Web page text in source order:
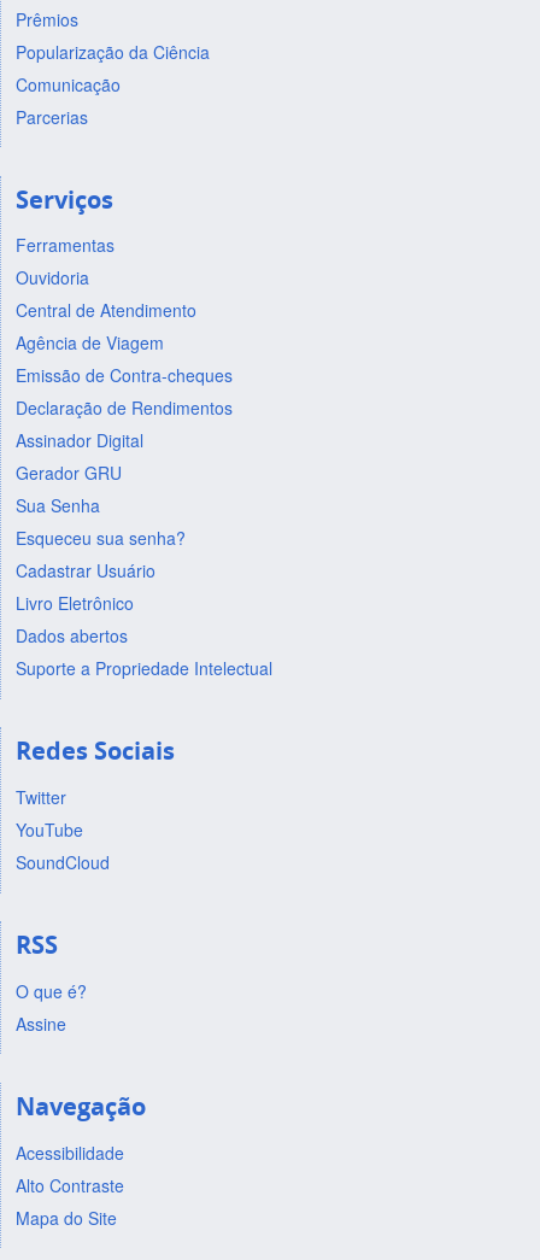
Prêmios
Popularização da Ciência
Comunicação
Parcerias
Serviços
Ferramentas
Ouvidoria
Central de Atendimento
Agência de Viagem
Emissão de Contra-cheques
Declaração de Rendimentos
Assinador Digital
Gerador GRU
Sua Senha
Esqueceu sua senha?
Cadastrar Usuário
Livro Eletrônico
Dados abertos
Suporte a Propriedade Intelectual
Redes Sociais
Twitter
YouTube
SoundCloud
RSS
O que é?
Assine
Navegação
Acessibilidade
Alto Contraste
Mapa do Site